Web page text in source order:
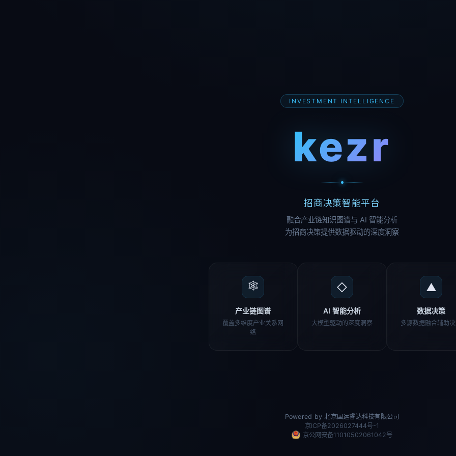
INVESTMENT INTELLIGENCE
kezr
招商决策智能平台
融合产业链知识图谱与 AI 智能分析
为招商决策提供数据驱动的深度洞察
🕸
产业链图谱
覆盖多维度产业关系网
络
◇
AI 智能分析
大模型驱动的深度洞察
▲
数据决策
多源数据融合辅助
Powered by 北京国运睿达科技有限公司
京ICP备2026027444号-1
京公网安备11010502061042号